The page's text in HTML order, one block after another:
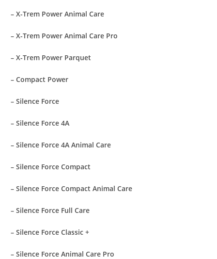
– X-Trem Power Animal Care
– X-Trem Power Animal Care Pro
– X-Trem Power Parquet
– Compact Power
– Silence Force
– Silence Force 4A
– Silence Force 4A Animal Care
– Silence Force Compact
– Silence Force Compact Animal Care
– Silence Force Full Care
– Silence Force Classic +
– Silence Force Animal Care Pro